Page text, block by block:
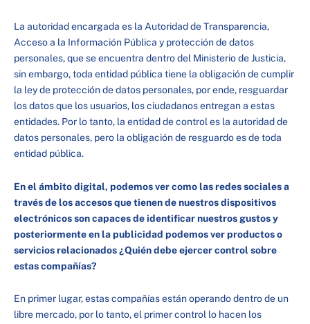
La autoridad encargada es la Autoridad de Transparencia,
Acceso a la Información Pública y protección de datos
personales, que se encuentra dentro del Ministerio de Justicia,
sin embargo, toda entidad pública tiene la obligación de cumplir
la ley de protección de datos personales, por ende, resguardar
los datos que los usuarios, los ciudadanos entregan a estas
entidades. Por lo tanto, la entidad de control es la autoridad de
datos personales, pero la obligación de resguardo es de toda
entidad pública.
En el ámbito digital, podemos ver como las redes sociales a
través de los accesos que tienen de nuestros dispositivos
electrónicos son capaces de identificar nuestros gustos y
posteriormente en la publicidad podemos ver productos o
servicios relacionados ¿Quién debe ejercer control sobre
estas compañías?
En primer lugar, estas compañías están operando dentro de un
libre mercado, por lo tanto, el primer control lo hacen los